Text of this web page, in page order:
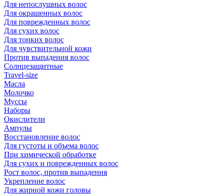
Для непослушных волос
Для окрашенных волос
Для поврежденных волос
Для сухих волос
Для тонких волос
Для чувствительной кожи
Против выпадения волос
Солнцезащитные
Travel-size
Масла
Молочко
Муссы
Наборы
Окислители
Ампулы
Восстановление волос
Для густоты и объема волос
При химической обработке
Для сухих и поврежденных волос
Рост волос, против выпадения
Укрепление волос
Для жирной кожи головы